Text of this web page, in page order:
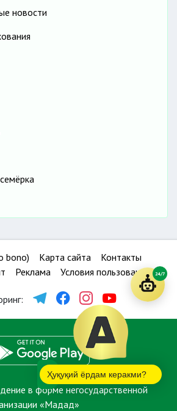
новости
bono) Карта сайта
Контакты
Реклама Условия пользования
в форме негосударственной
«Мадад»
Ҳуқуқий ёрдам керакми?
24/7